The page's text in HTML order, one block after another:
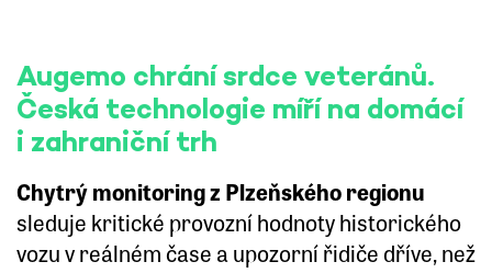
Augemo chrání srdce veteránů.
Česká technologie míří na domácí
i zahraniční trh
Chytrý monitoring z Plzeňského regionu
sleduje kritické provozní hodnoty historického
vozu v reálném čase a upozorní řidiče dříve, než